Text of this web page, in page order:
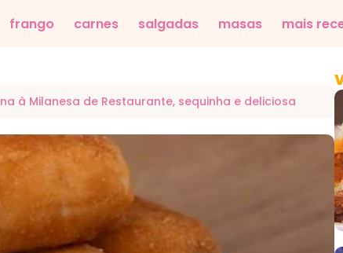
frango carnes salgadas masas mais
à Milanesa de Restaurante, sequinha e deliciosa